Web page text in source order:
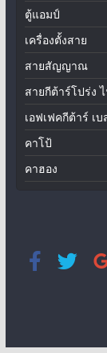
ตู้แอมป์
เครื่องตั้งสาย
สายสัญญาณ
สายกีต้าร์โปร่ง
เอฟเฟคกีต้าร์ เบ
คาโป้
คาฮอง